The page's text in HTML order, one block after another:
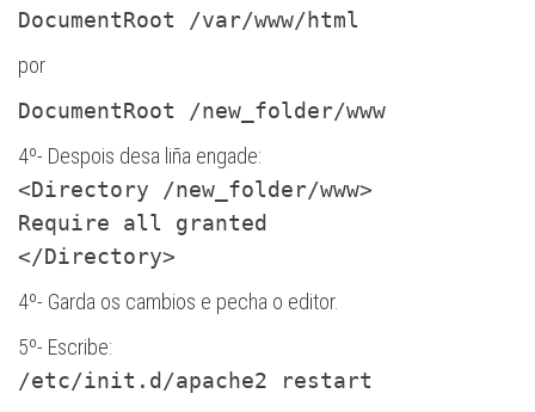
DocumentRoot /var/www/html
por
DocumentRoot /new_folder/www
4º- Despois desa liña engade:
<Directory /new_folder/www>
Require all granted
</Directory>
4º- Garda os cambios e pecha o editor.
5º- Escribe:
/etc/init.d/apache2 restart